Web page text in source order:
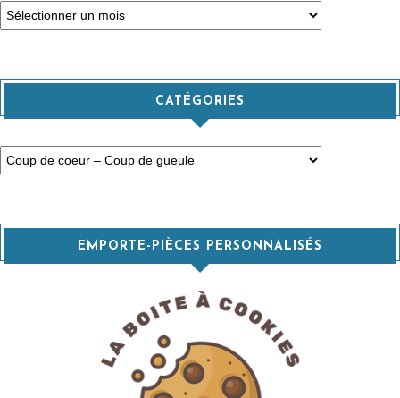
Archives
CATÉGORIES
Catégories
EMPORTE-PIÈCES PERSONNALISÉS